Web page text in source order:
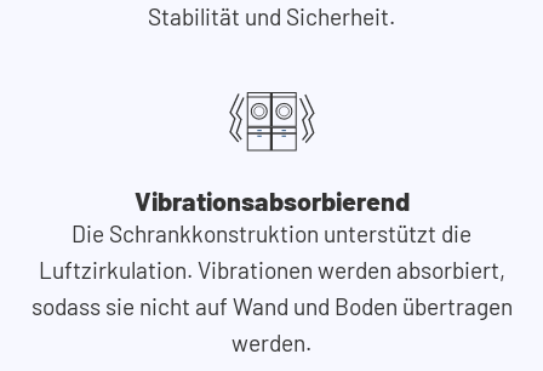
Stabilität und Sicherheit.
Vibrationsabsorbierend
Die Schrankkonstruktion unterstützt die
Luftzirkulation. Vibrationen werden absorbiert,
sodass sie nicht auf Wand und Boden übertragen
werden.